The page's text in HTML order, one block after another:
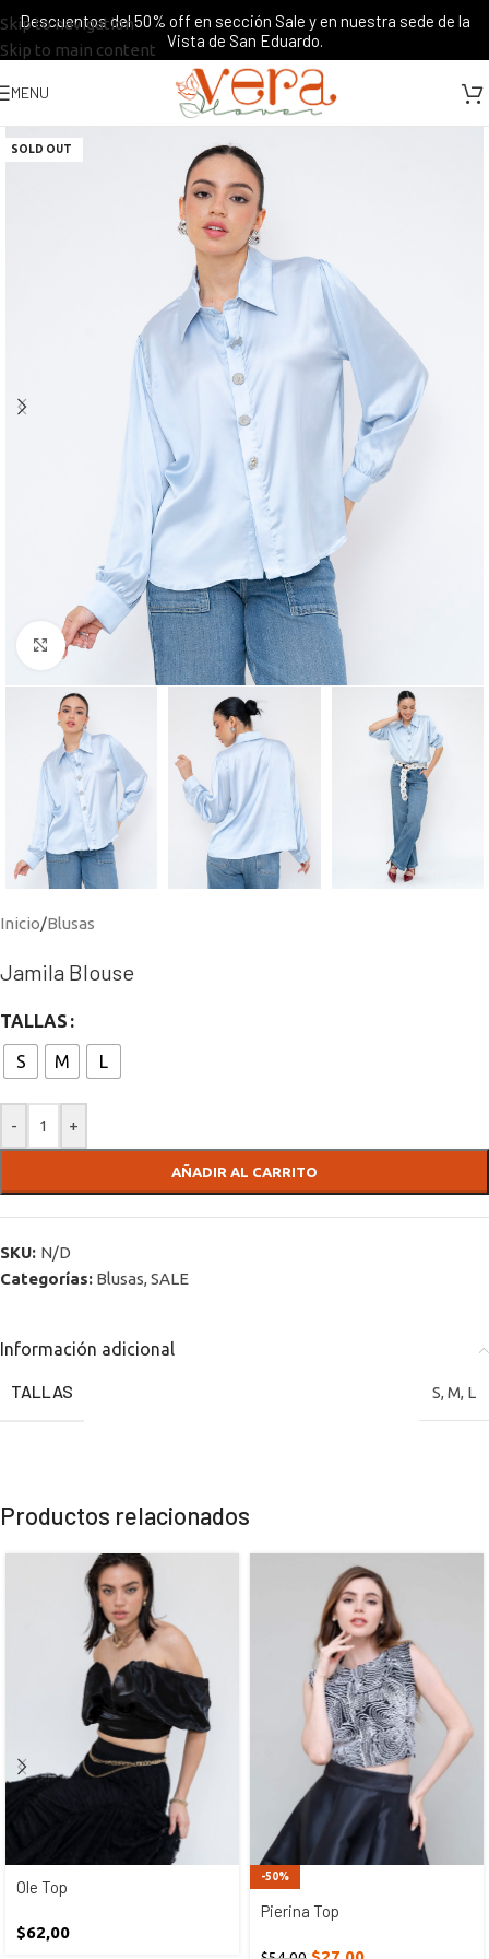
Skip to navigation
Skip to main content
Descuentos del 50% off en sección Sale y en nuestra sede de la
Vista de San Eduardo.
MENU
SOLD OUT
Click to enlarge
Inicio/Blusas
Jamila Blouse
TALLAS
S M L
- +
AÑADIR AL CARRITO
SKU: N/D
Categorías: Blusas, SALE
Información adicional
TALLAS S, M, L
Productos relacionados
Ole Top
$62,00
-50%
Pierina Top